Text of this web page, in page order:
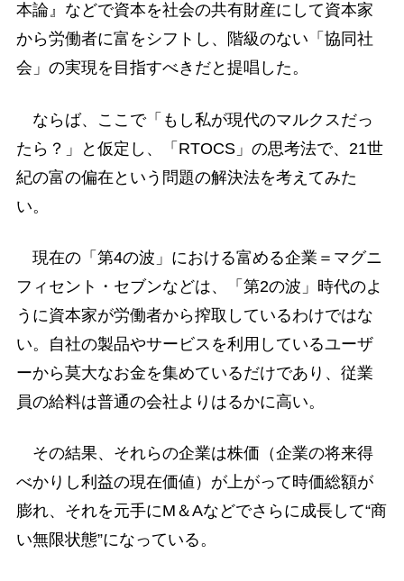
本論』などで資本を社会の共有財産にして資本家
から労働者に富をシフトし、階級のない「協同社
会」の実現を目指すべきだと提唱した。
ならば、ここで「もし私が現代のマルクスだっ
たら？」と仮定し、「RTOCS」の思考法で、21世
紀の富の偏在という問題の解決法を考えてみた
い。
現在の「第4の波」における富める企業＝マグニ
フィセント・セブンなどは、「第2の波」時代のよ
うに資本家が労働者から搾取しているわけではな
い。自社の製品やサービスを利用しているユーザ
ーから莫大なお金を集めているだけであり、従業
員の給料は普通の会社よりはるかに高い。
その結果、それらの企業は株価（企業の将来得
べかりし利益の現在価値）が上がって時価総額が
膨れ、それを元手にM＆Aなどでさらに成長して“商
い無限状態”になっている。